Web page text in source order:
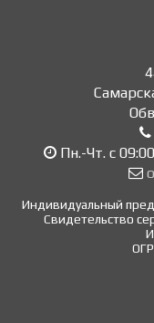
Пн.-Чт. с
Индивидуальный
Свидетельство